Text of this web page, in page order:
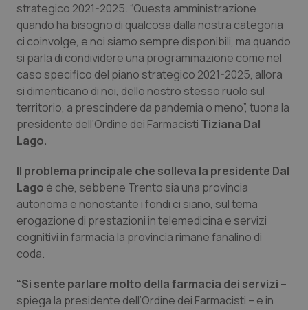
Emilia-Romagna
Friuli Venezia Giulia
Lazio
Liguria
Marche
Molise
Provincia Autonoma di Bolzano
Colesterolo & coronaropatie
Dermatite Atopica
Diabete & glucometri
Disturbi dell’umore
Donna & Salute
Epatiti
Infezioni & Febbre
strategico 2021-2025. “Questa amministrazione
quando ha bisogno di qualcosa dalla nostra categoria
ci coinvolge, e noi siamo sempre disponibili, ma quando
si parla di condividere una programmazione come nel
caso specifico del piano strategico 2021-2025, allora
si dimenticano di noi, dello nostro stesso ruolo sul
territorio, a prescindere da pandemia o meno”, tuona la
presidente dell’Ordine dei Farmacisti Tiziana Dal
Lago.
Il problema principale che solleva la presidente Dal
Lago è che, sebbene Trento sia una provincia
autonoma e nonostante i fondi ci siano, sul tema
erogazione di prestazioni in telemedicina e servizi
cognitivi in farmacia la provincia rimane fanalino di
coda.
“Si sente parlare molto della farmacia dei servizi –
spiega la presidente dell’Ordine dei Farmacisti – e in